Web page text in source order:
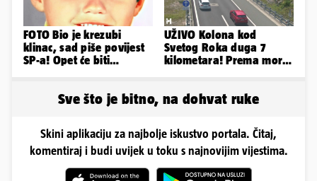
FOTO Bio je krezubi
klinac, sad piše povijest
SP-a! Opet će biti
UŽIVO Kolona kod
Svetog Roka duga 7
kilometara! Prema moru
Sve što je bitno, na dohvat ruke
Skini aplikaciju za najbolje iskustvo portala. Čitaj,
komentiraj i budi uvijek u toku s najnovijim vijestima.